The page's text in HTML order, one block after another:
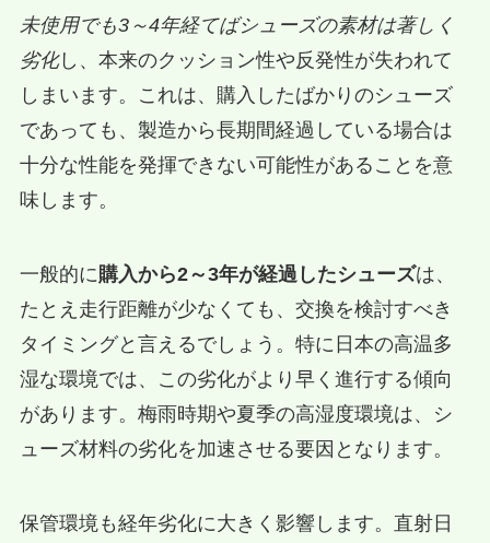
未使用でも3～4年経てばシューズの素材は著しく
劣化し、本来のクッション性や反発性が失われて
しまいます。これは、購入したばかりのシューズ
であっても、製造から長期間経過している場合は
十分な性能を発揮できない可能性があることを意
味します。
一般的に購入から2～3年が経過したシューズは、
たとえ走行距離が少なくても、交換を検討すべき
タイミングと言えるでしょう。特に日本の高温多
湿な環境では、この劣化がより早く進行する傾向
があります。梅雨時期や夏季の高湿度環境は、シ
ューズ材料の劣化を加速させる要因となります。
保管環境も経年劣化に大きく影響します。直射日